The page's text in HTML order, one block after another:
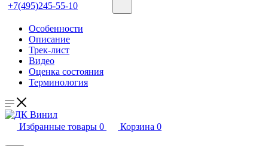
+7(495)245-55-10
Особенности
Описание
Трек-лист
Видео
Оценка состояния
Терминология
Избранные товары 0 Корзина 0